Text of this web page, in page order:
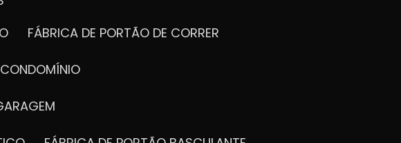
FÁBRICA DE PORTÃO DE CORRER